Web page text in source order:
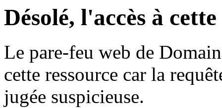
Désolé, l'accès à
Le pare-feu web de
cette ressource car la
jugée suspicieuse.